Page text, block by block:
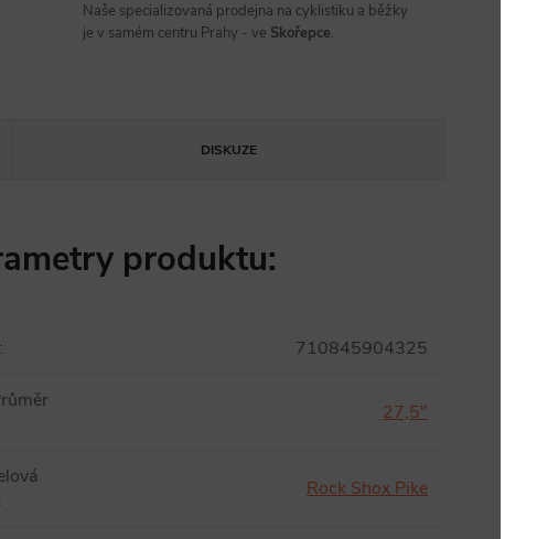
Naše specializovaná prodejna na cyklistiku a běžky
je v samém centru Prahy - ve Skořepce.
DISKUZE
produktu:
: 710845904325
27,5"
Rock Shox Pike